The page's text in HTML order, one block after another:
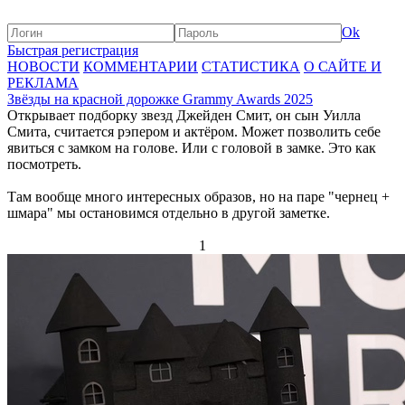
Ok
Быстрая регистрация
НОВОСТИ КОММЕНТАРИИ СТАТИСТИКА О САЙТЕ И
РЕКЛАМА
Звёзды на красной дорожке Grammy Awards 2025
Открывает подборку звезд Джейден Смит, он сын Уилла
Смита, считается рэпером и актёром. Может позволить себе
явиться с замком на голове. Или с головой в замке. Это как
посмотреть.
Там вообще много интересных образов, но на паре "чернец +
шмара" мы остановимся отдельно в другой заметке.
1